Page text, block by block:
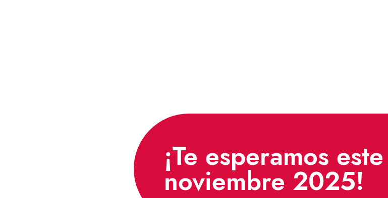
¡Te esperamos
noviembre 2025!